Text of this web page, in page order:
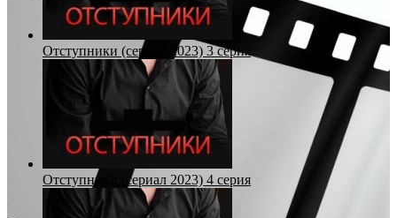
Отступники (сериал 2023) 3 серия
Отступники (сериал 2023) 4 серия